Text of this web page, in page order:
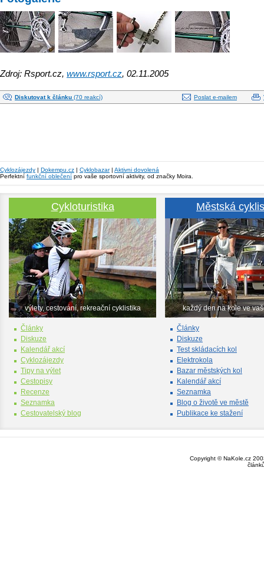
Zdroj: Rsport.cz, www.rsport.cz, 02.11.2005
Diskutovat k článku (70 reakcí) Poslat e-mailem
Cyklozájezdy | Dokempu.cz | Cyklobazar| Aktivni dovolená
Perfektní funkční oblečení pro vaše sportovní aktivity, od značky Moira.
Cykloturistika
výlety, cestování, rekreační cyklistika
Články
Diskuze
Kalendář akcí
Cyklozájezdy
Tipy na výlet
Cestopisy
Recenze
Seznamka
Cestovatelský blog
Městská
každý den na kole ve
Články
Diskuze
Test skládacích kol
Elektrokola
Bazar městských kol
Kalendář akcí
Seznamka
Blog o životě ve městě
Publikace ke stažení
Copyright © NaKole.cz